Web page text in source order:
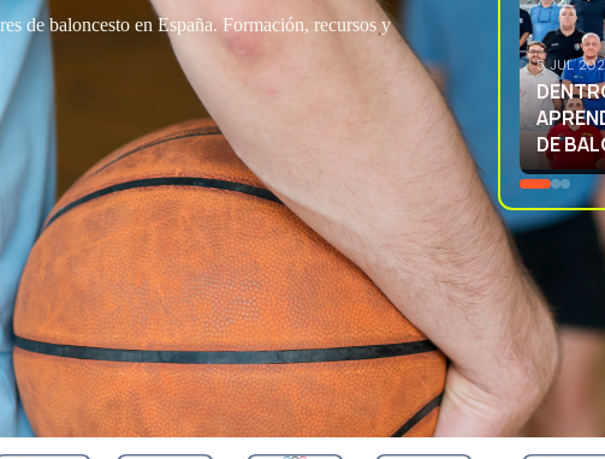
de baloncesto en España. Formación, recursos y
3 JUL
LA